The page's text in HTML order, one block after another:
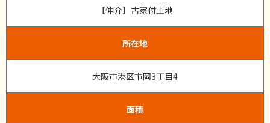
【仲介】古家付土地
所在地
大阪市港区市岡3丁目4
面積